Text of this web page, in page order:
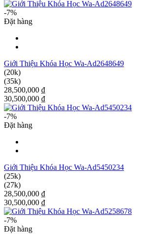
-7%
Đặt hàng
Giới Thiệu Khóa Học Wa-Ad2648649
(20k)
(35k)
28,500,000 ₫
30,500,000 ₫
-7%
Đặt hàng
Giới Thiệu Khóa Học Wa-Ad5450234
(25k)
(27k)
28,500,000 ₫
30,500,000 ₫
-7%
Đặt hàng